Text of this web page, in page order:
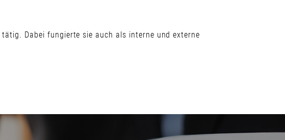
Dabei fungierte sie auch als interne und externe